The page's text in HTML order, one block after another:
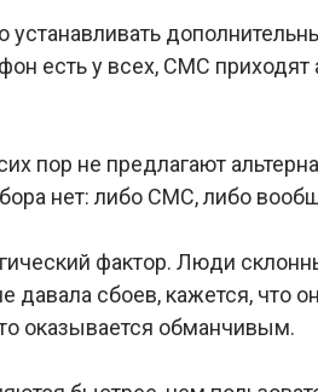
устанавливать
есть у всех, СМС
пор не предлагают
нет: либо СМС, либо
фактор. Люди
давала сбоев, кажется, что
оказывается обманчивым.